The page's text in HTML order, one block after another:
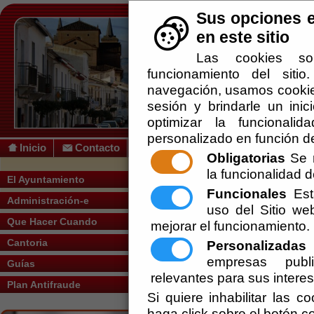
Sus opciones
en este sitio
Las cookies
funcionamiento del
navegación, usamos
sesión y brindarle un
optimizar la
personalizado en función
Obligatorias Se
la funcionalidad
Funcionales
uso del Sitio
mejorar el funcionamiento.
Personalizadas
empresas
relevantes para sus
Si quiere inhabilitar las
Inicio Contacto
El Ayuntamiento
Administración-e
Que Hacer Cuando
Cantoria
Guías
Plan Antifraude
Usted se encuentra
[Informacion] Patrimonio
Patrimonio artístico
[Servicios] INSTANCIA
El servicio de